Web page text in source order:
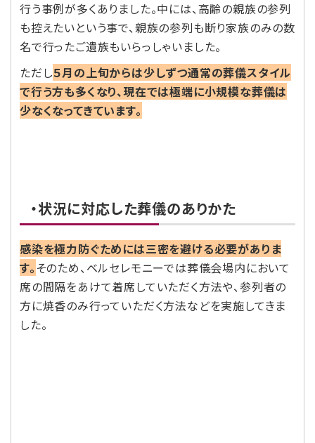
行う事例が多くありました。中には、高齢の親族の参列
も控えたいという事で、親族の参列も断り家族のみの数
名で行ったご遺族もいらっしゃいました。
ただし５月の上旬からは少しずつ通常の葬儀スタイル
で行う方も多くなり、現在では極端に小規模な葬儀は
少なくなってきています。
・状況に対応した葬儀のありかた
感染を極力防ぐためには三密を避ける必要がありま
す。 そのため、ベルセレモニーでは葬儀会場内において
席の間隔をあけて着席していただく方法や、参列者の
方に焼香のみ行っていただく方法などを実施してきま
した。